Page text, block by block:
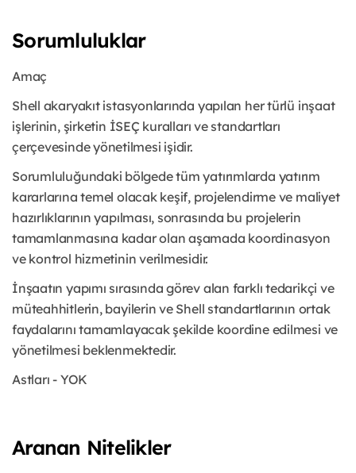
Sorumluluklar
Amaç
Shell akaryakıt istasyonlarında yapılan her türlü inşaat
işlerinin, şirketin İSEÇ kuralları ve standartları
çerçevesinde yönetilmesi işidir.
Sorumluluğundaki bölgede tüm yatırımlarda yatırım
kararlarına temel olacak keşif, projelendirme ve maliyet
hazırlıklarının yapılması, sonrasında bu projelerin
tamamlanmasına kadar olan aşamada koordinasyon
ve kontrol hizmetinin verilmesidir.
İnşaatın yapımı sırasında görev alan farklı tedarikçi ve
müteahhitlerin, bayilerin ve Shell standartlarının ortak
faydalarını tamamlayacak şekilde koordine edilmesi ve
yönetilmesi beklenmektedir.
Astları - YOK
Aranan Nitelikler